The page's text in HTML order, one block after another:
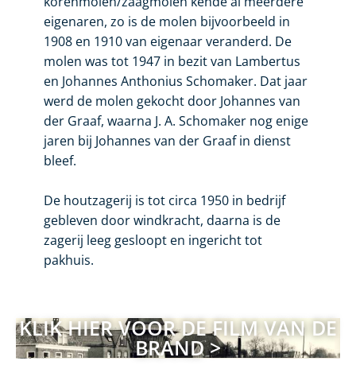
eigenaren, zo is de molen bijvoorbeeld in
1908 en 1910 van eigenaar veranderd. De
molen was tot 1947 in bezit van Lambertus
en Johannes Anthonius Schomaker. Dat jaar
werd de molen gekocht door Johannes van
der Graaf, waarna J. A. Schomaker nog enige
jaren bij Johannes van der Graaf in dienst
bleef.
De houtzagerij is tot circa 1950 in bedrijf
gebleven door windkracht, daarna is de
zagerij leeg gesloopt en ingericht tot
pakhuis.
KLIK HIER VOOR DE FILM VAN DE
BRAND >